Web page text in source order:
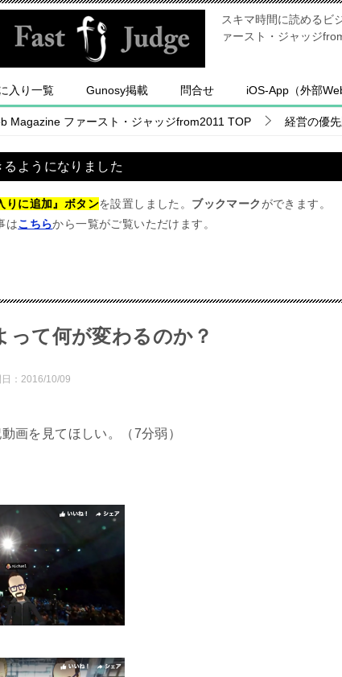
スキマ時間に読めるビ
ァースト・ジャッジ
入り一覧 Gunosy掲載 問合せ iOS-App（外部
Magazine ファースト・ジャッジfrom2011 TOP 経営の優
ようになりました
りに追加』ボタンを設置しました。 ブックマーク ができます。
はこちらから一覧がご覧いただけます。
って何が変わるのか？
： 2016/10/09
画を見てほしい。（7分弱）